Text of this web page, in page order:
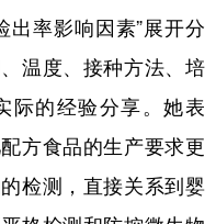
出率影响因素”展开分
温度、接种方法、培
际的经验分享。她表
方食品的生产要求更
检测，直接关系到婴